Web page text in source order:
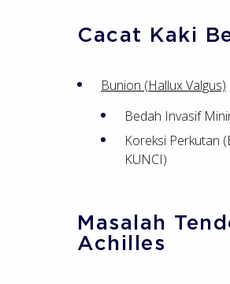
Cacat Kaki
Bunion (Hallux Valgus)
Bedah Invasif
Koreksi Perkutan
KUNCI)
Masalah
Achilles